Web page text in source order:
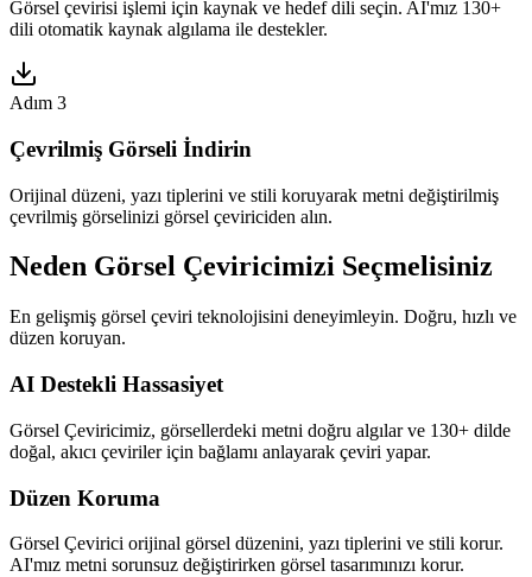
Görsel çevirisi işlemi için kaynak ve hedef dili seçin. AI'mız 130+
dili otomatik kaynak algılama ile destekler.
Adım 3
Çevrilmiş Görseli İndirin
Orijinal düzeni, yazı tiplerini ve stili koruyarak metni değiştirilmiş
çevrilmiş görselinizi görsel çeviriciden alın.
Neden Görsel Çeviricimizi Seçmelisiniz
En gelişmiş görsel çeviri teknolojisini deneyimleyin. Doğru, hızlı ve
düzen koruyan.
AI Destekli Hassasiyet
Görsel Çeviricimiz, görsellerdeki metni doğru algılar ve 130+ dilde
doğal, akıcı çeviriler için bağlamı anlayarak çeviri yapar.
Düzen Koruma
Görsel Çevirici orijinal görsel düzenini, yazı tiplerini ve stili korur.
AI'mız metni sorunsuz değiştirirken görsel tasarımınızı korur.